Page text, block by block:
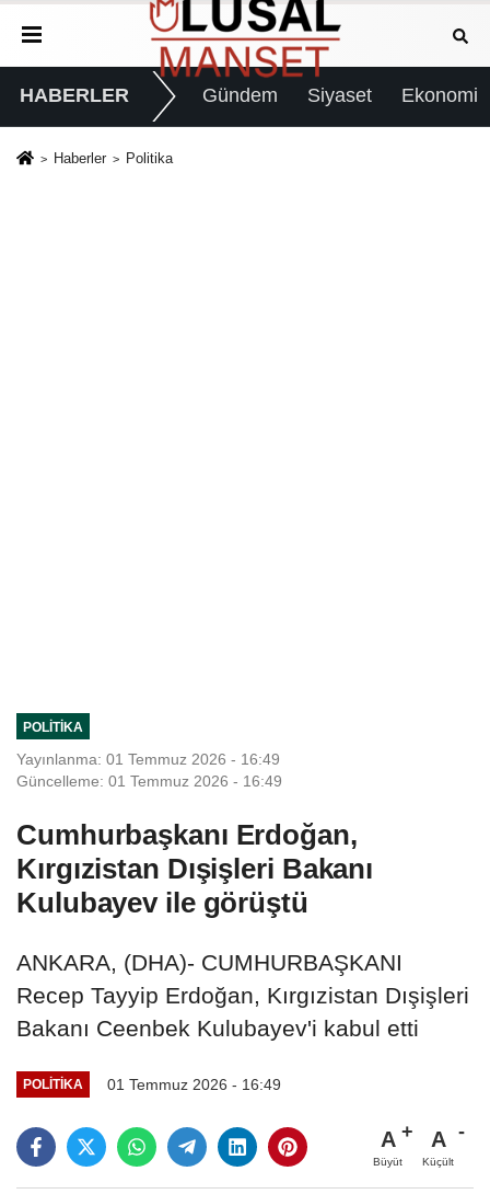
HABERLER Gündem Siyaset Ekonomi
Haberler Politika
POLITIKA
Yayınlanma: 01 Temmuz 2026 - 16:49
Güncelleme: 01 Temmuz 2026 - 16:49
Cumhurbaşkanı Erdoğan,
Kırgızistan Dışişleri Bakanı
Kulubayev ile görüştü
ANKARA, (DHA)- CUMHURBAŞKANI
Recep Tayyip Erdoğan, Kırgızistan Dışişleri
Bakanı Ceenbek Kulubayev'i kabul etti
POLITIKA 01 Temmuz 2026 - 16:49
A
Büyüt
A
Küçült